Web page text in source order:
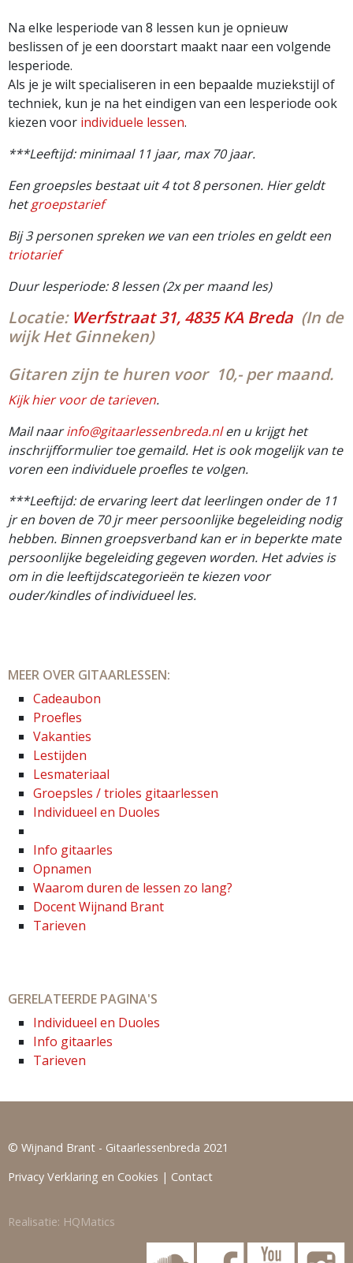
Na elke lesperiode van 8 lessen kun je opnieuw
beslissen of je een doorstart maakt naar een volgende
lesperiode.
Als je je wilt specialiseren in een bepaalde muziekstijl of
techniek, kun je na het eindigen van een lesperiode ook
kiezen voor individuele lessen.
***Leeftijd: minimaal 11 jaar, max 70 jaar.
Een groepsles bestaat uit 4 tot 8 personen. Hier geldt
hetgroepstarief
Bij 3 personen spreken we van een trioles en geldt een
triotarief
Duur lesperiode: 8 lessen (2x per maand les)
Locatie: Werfstraat 31, 4835 KA Breda (In de
wijk Het Ginneken)
Gitaren zijn te huren voor 10,- per maand.
Kijk hier voor de tarieven.
Mail naarinfo@gitaarlessenbreda.nlen u krijgt het
inschrijfformulier toe gemaild. Het is ook mogelijk van te
voren een individuele proefles te volgen.
***Leeftijd: de ervaring leert dat leerlingen onder de 11
jr en boven de 70 jr meer persoonlijke begeleiding nodig
hebben. Binnen groepsverband kan er in beperkte mate
persoonlijke begeleiding gegeven worden. Het advies is
om in die leeftijdscategorieën te kiezen voor
ouder/kindles of individueel les.
MEER OVER GITAARLESSEN:
Cadeaubon
Proefles
Vakanties
Lestijden
Lesmateriaal
Groepsles / trioles gitaarlessen
Individueel en Duoles
Info gitaarles
Opnamen
Waarom duren de lessen zo lang?
Docent Wijnand Brant
Tarieven
GERELATEERDE PAGINA'S
Individueel en Duoles
Info gitaarles
Tarieven
© Wijnand Brant - Gitaarlessenbreda 2021
Privacy Verklaring en Cookies | Contact
Realisatie: HQMatics